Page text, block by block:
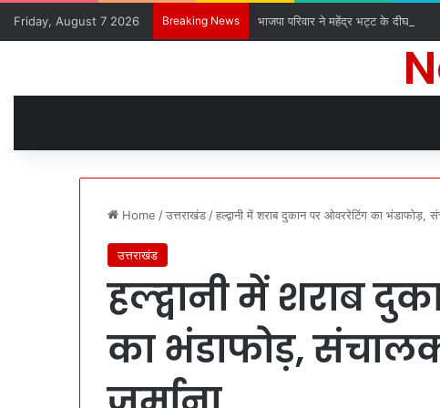
Friday, August 7 2026 Breaking News भाजपा परिवार ने महेंद्र भट्ट के दीर्घायु
Home /उत्तराखंड /हल्द्वानी में शराब दुकान पर ओवररेटिंग का भंडाफोड़,
उत्तराखंड
हल्द्वानी में शराब
का भंडाफोड़,